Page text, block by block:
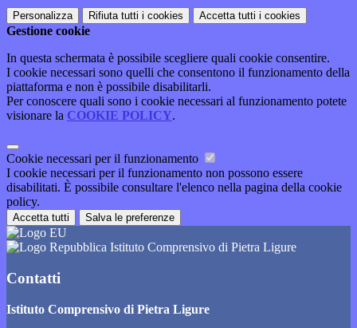
Personalizza Rifiuta tutti i cookies Accetta tutti i cookies
Gestione cookie
In questa schermata è possibile scegliere quali cookie consentire.
I cookie necessari sono quelli che consentono il funzionamento della
piattaforma e non è possibile disabilitarli.
Per conoscere quali sono i cookie necessari al funzionamento potete
visionare la COOKIE POLICY.
Cookie necessari per il funzionamento
I cookie necessari per il funzionamento non possono essere
disabilitati. È possibile consultare l'elenco nella pagina della cookie
policy.
Accetta tutti Salva le preferenze
Istituto Comprensivo di Pietra Ligure
Contatti
Istituto Comprensivo di Pietra Ligure